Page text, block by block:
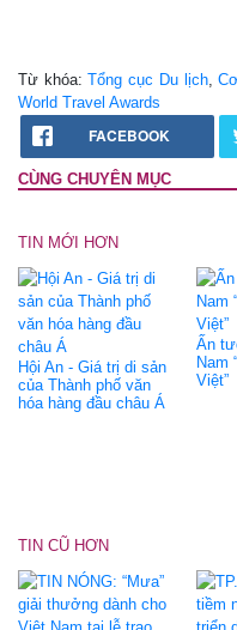
Từ khóa:Tổng cục Du lịch,
World Travel Awards
FACEBOOK
CÙNG CHUYÊN MỤC
TIN MỚI HƠN
Hội An - Giá trị di sản
của Thành phố văn
hóa hàng đầu châu Á
Ấn
Nam
Việt”
TIN CŨ HƠN